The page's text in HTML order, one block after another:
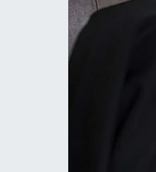
EĞİTİM
MAGAZİN